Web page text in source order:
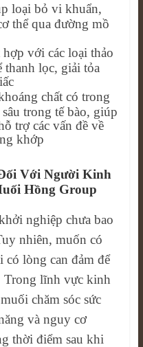
loại bỏ vi khuẩn,
thể qua đường mồ
với các loại thảo
thanh lọc, giải tỏa
chất có trong
trong tế bào, giúp
trợ các vấn đề về
khớp
Với Người Kinh
Hồng Group
nghiệp chưa bao
nhiên, muốn có
có lòng can đảm để
lĩnh vực kinh
chăm sóc sức
và nguy cơ
thời điểm sau khi